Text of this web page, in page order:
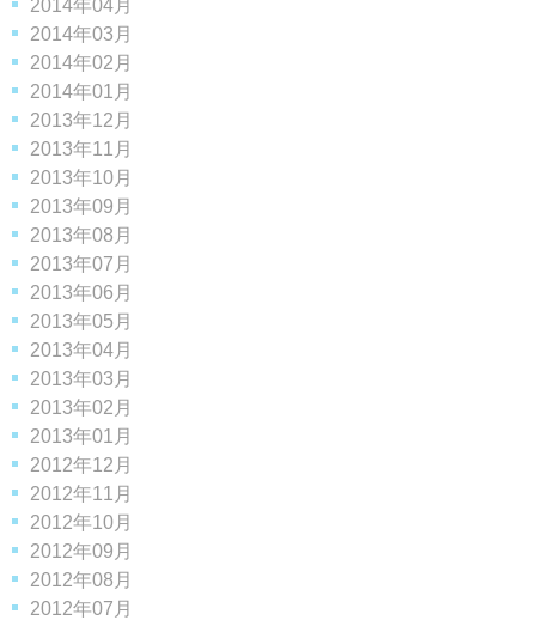
2014年04月
2014年03月
2014年02月
2014年01月
2013年12月
2013年11月
2013年10月
2013年09月
2013年08月
2013年07月
2013年06月
2013年05月
2013年04月
2013年03月
2013年02月
2013年01月
2012年12月
2012年11月
2012年10月
2012年09月
2012年08月
2012年07月